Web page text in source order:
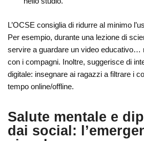
L’OCSE consiglia di ridurre al minimo
Per esempio, durante una lezione di
servire a guardare un video educativo…
con i compagni. Inoltre, suggerisce di
digitale: insegnare ai ragazzi a filtrare i
tempo online/offline.
Salute mentale e
dai social: